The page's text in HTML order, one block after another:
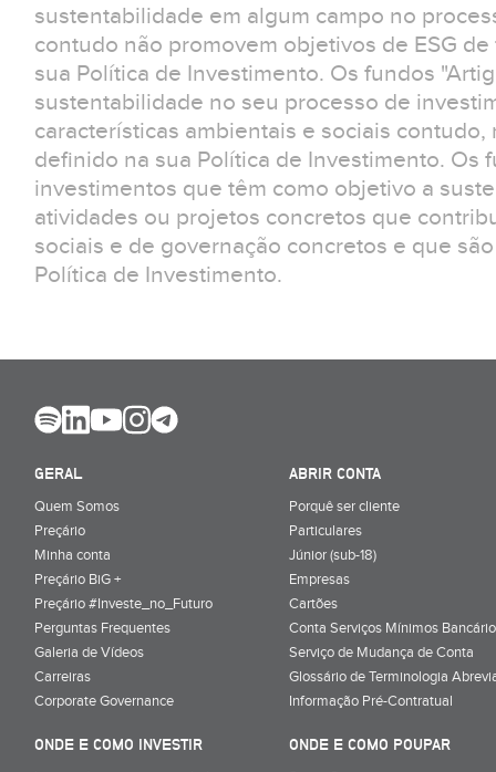
sustentabilidade em algum campo no
contudo não promovem objetivos de ESG
sua Política de Investimento. Os fundos
sustentabilidade no seu processo de
características ambientais e sociais
definido na sua Política de Investimento. Os
investimentos que têm como objetivo a
atividades ou projetos concretos que
sociais e de governação concretos e que
Política de Investimento.
GERAL
Quem Somos
Preçário
Minha conta
Preçário BiG +
Preçário #Investe_no_Futuro
Perguntas Frequentes
Galeria de Vídeos
Carreiras
Corporate Governance
ABRIR CONTA
Porquê ser cliente
Particulares
Júnior (sub-18)
Empresas
Cartões
Conta Serviços Mínimos
Serviço de Mudança de Conta
Glossário de Terminologia
Informação Pré-Contratual
ONDE E COMO INVESTIR
ONDE E COMO POUPAR